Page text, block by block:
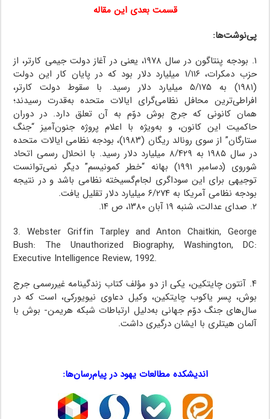
قسمت بعدی این مقاله
پی‌نوشت‌ها:
۱. بودجه پنتاگون در سال ۱۹۷۸، یعنی در آغاز دولت جیمی کارتر، از
حزب دمکرات، ۱/۱۱۶ میلیارد دلار بود که در پایان کار این دولت
(۱۹۸۱) به ۵/۱۷۵ میلیارد دلار رسید. با سقوط دولت کارتر،
افراطی‌ترین محافل نظامی‌گرای ایالات متحده به‌قدرت رسیدند؛
همان کانونی که جرج بوش دوّم به آن تعلق دارد. در دوران
حاکمیت این کانون، و به‌ویژه با اعلام پروژه جنون‌آمیز “جنگ
ستارگان” از سوی رونالد ریگان (۱۹۸۳)، بودجه نظامی ایالات متحده
در سال ۱۹۸۵ به ۸/۴۲۹ میلیارد دلار رسید. با انحلال رسمی اتحاد
شوروی (دسامبر ۱۹۹۱) بهانه “خطر کمونیسم” دیگر نمی‌توانست
توجیهی برای این سوداگری لجام‌گسیخته نظامی باشد و در نتیجه
بودجه نظامی آمریکا به ۶/۲۷۴ میلیارد دلار تقلیل یافت.
۲. صدای عدالت، شنبه ۱۹ آبان ۱۳۸۰، ص ۱۴.
3. Webster Griffin Tarpley and Anton Chaitkin, George
Bush: The Unauthorized Biography, Washington, DC:
Executive Intelligence Review, 1992.
۴. آنتون چایتکین، یکی از دو مؤلف کتاب زندگینامه غیررسمی جرج
بوش،‌ پسر یاکوب چایتکین، وکیل دعاوی نیویورکی، است که در
سال‌های جنگ دوّم جهانی به‌دلیل ارتباطات شبکه هریمن- بوش با
آلمان هیتلری با ایشان درگیری داشت.
اندیشکده مطالعات یهود در پیام‌رسان‌ها:
…
…
…